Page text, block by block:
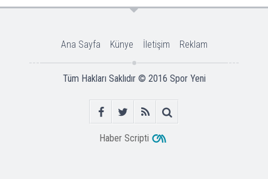
Ana Sayfa Künye İletişim Reklam
Tüm Hakları Saklıdır © 2016 Spor Yeni
Haber Scripti